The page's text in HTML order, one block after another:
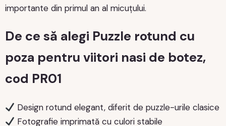
importante din primul an al micuțului.
De ce să alegi Puzzle rotund cu
poza pentru viitori nasi de botez,
cod PR01
Design rotund elegant, diferit de puzzle-urile clasice
Fotografie imprimată cu culori stabile